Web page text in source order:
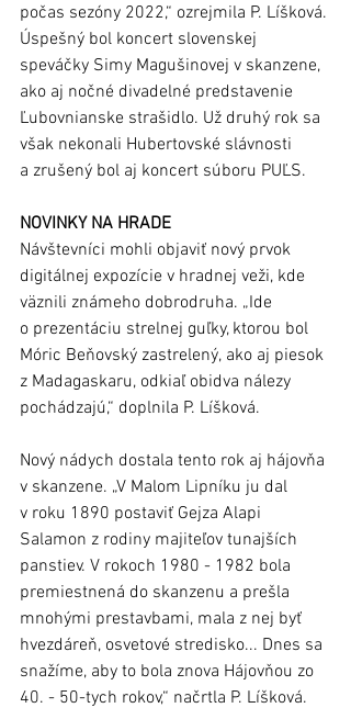
počas sezóny 2022,“ ozrejmila P. Líšková.
Úspešný bol koncert slovenskej
speváčky Simy Magušinovej v skanzene,
ako aj nočné divadelné predstavenie
Ľubovnianske strašidlo. Už druhý rok sa
však nekonali Hubertovské slávnosti
a zrušený bol aj koncert súboru PUĽS.
NOVINKY NA HRADE
Návštevníci mohli objaviť nový prvok
digitálnej expozície v hradnej veži, kde
väznili známeho dobrodruha. „Ide
o prezentáciu strelnej guľky, ktorou bol
Móric Beňovský zastrelený, ako aj piesok
z Madagaskaru, odkiaľ obidva nálezy
pochádzajú,“ doplnila P. Líšková.
Nový nádych dostala tento rok aj hájovňa
v skanzene. „V Malom Lipníku ju dal
v roku 1890 postaviť Gejza Alapi
Salamon z rodiny majiteľov tunajších
panstiev. V rokoch 1980 - 1982 bola
premiestnená do skanzenu a prešla
mnohými prestavbami, mala z nej byť
hvezdáreň, osvetové stredisko... Dnes sa
snažíme, aby to bola znova Hájovňou zo
40. - 50-tych rokov,“ načrtla P. Líšková.